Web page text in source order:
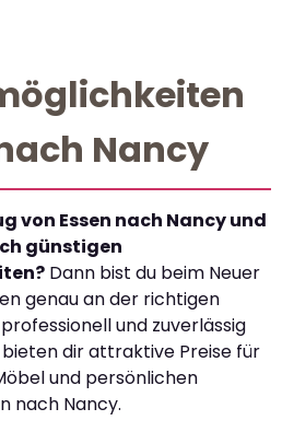
Nancy
von Essen nach Nancy und
günstigen
Dann bist du beim Neuer
genau an der richtigen
und zuverlässig
dir attraktive Preise für
und persönlichen
nach Nancy.